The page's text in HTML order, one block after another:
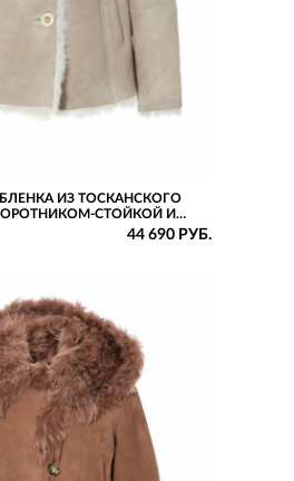
ИЗ ТОСКАНСКОГО
СТОЙКОЙ И
44 690 РУБ.